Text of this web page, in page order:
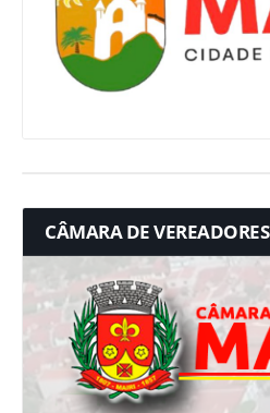
CÂMARA DE VEREADORES